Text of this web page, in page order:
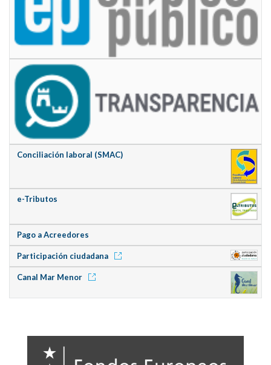
Conciliación laboral (SMAC)
e-Tributos
Pago a Acreedores
Participación ciudadana
Canal Mar Menor